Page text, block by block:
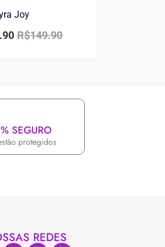
Joy
R$149.90
SEGURO
protegidos
REDES